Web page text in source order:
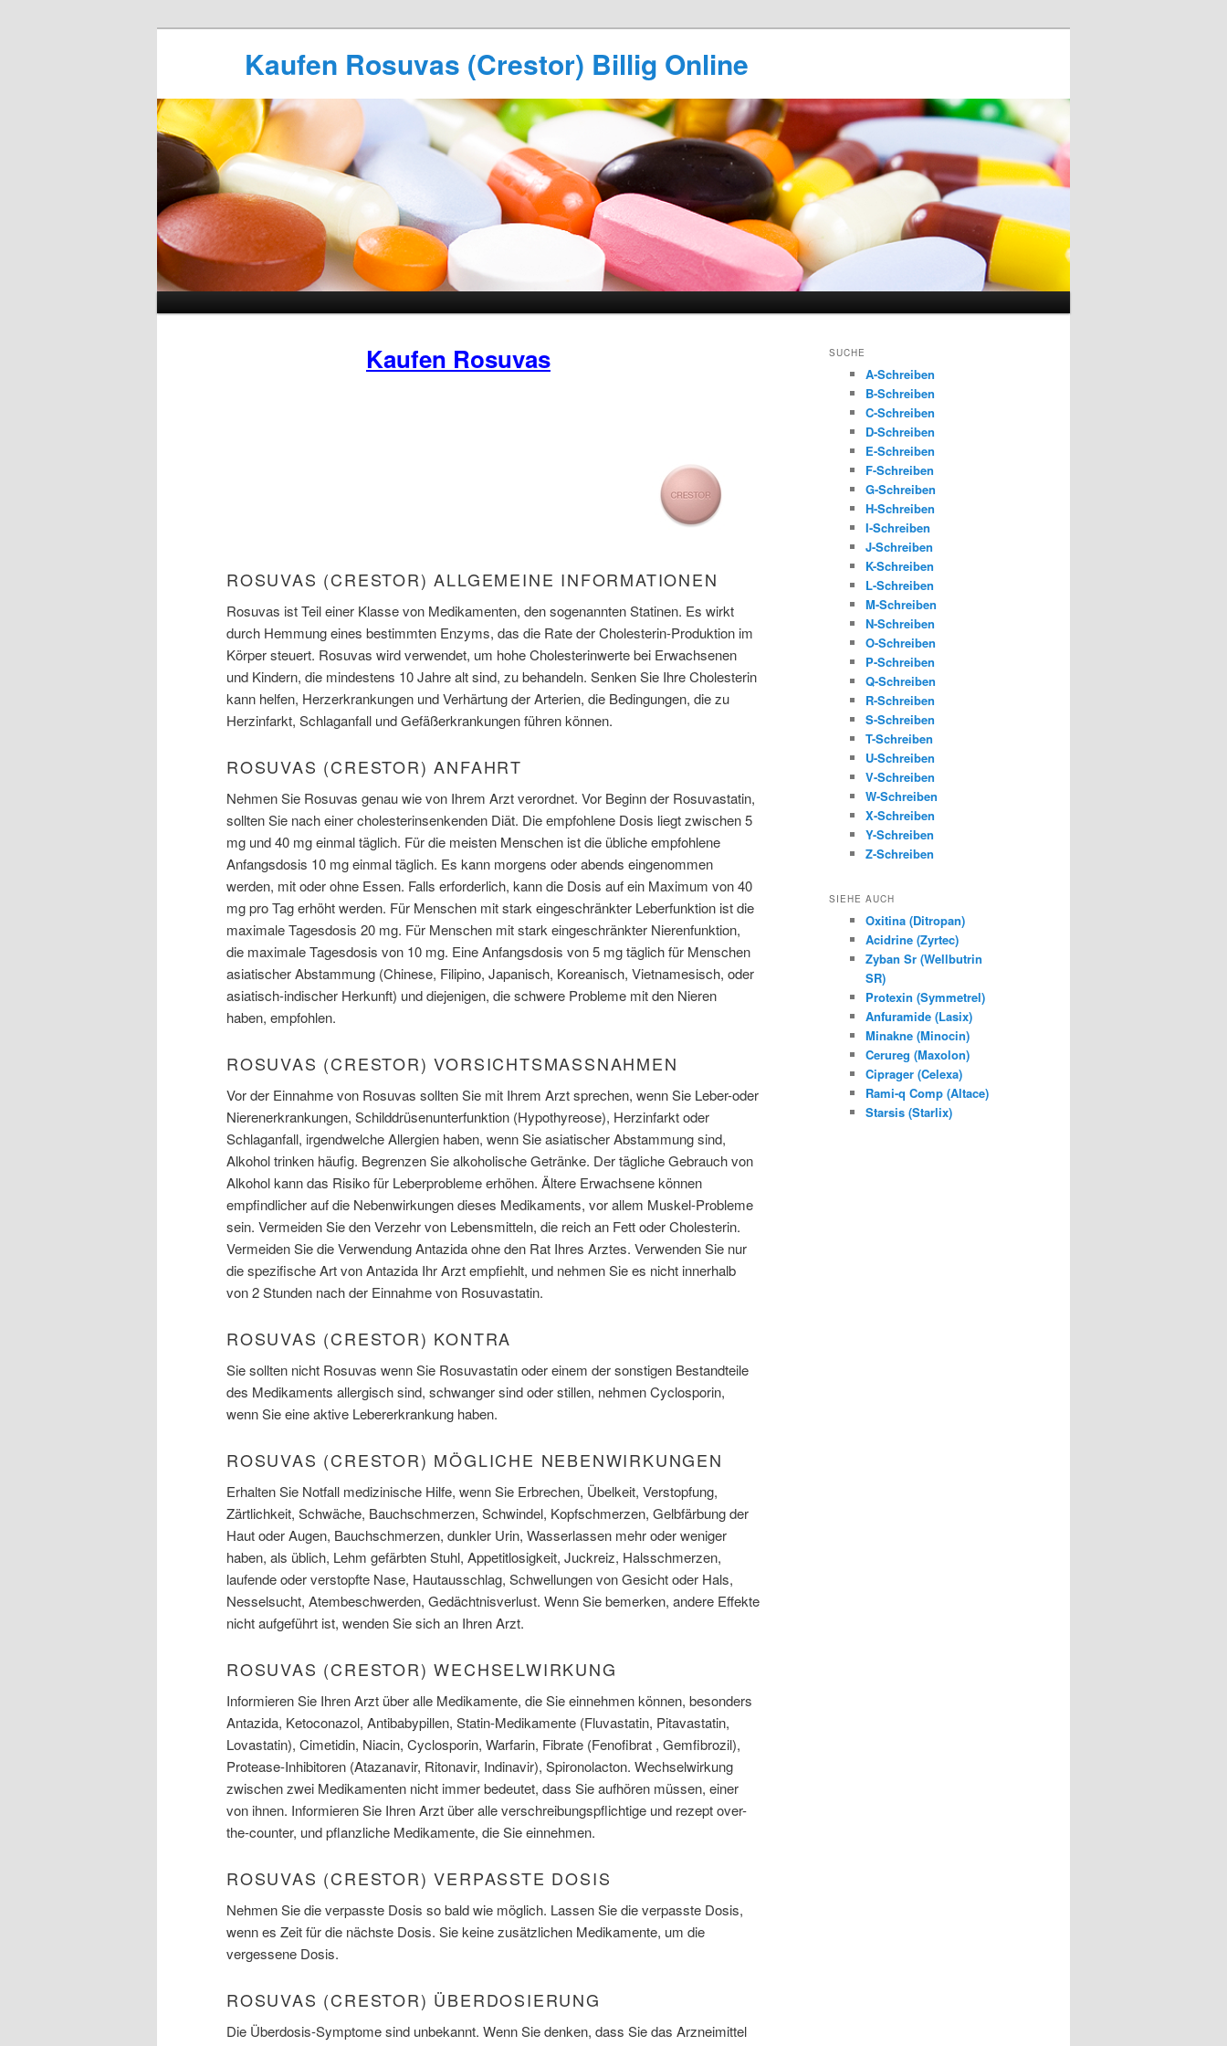
Kaufen Rosuvas (Crestor) Billig Online
Kaufen Rosuvas
ROSUVAS (CRESTOR) ALLGEMEINE INFORMATIONEN
Rosuvas ist Teil einer Klasse von Medikamenten, den sogenannten Statinen. Es wirkt
durch Hemmung eines bestimmten Enzyms, das die Rate der Cholesterin-Produktion im
Körper steuert. Rosuvas wird verwendet, um hohe Cholesterinwerte bei Erwachsenen
und Kindern, die mindestens 10 Jahre alt sind, zu behandeln. Senken Sie Ihre Cholesterin
kann helfen, Herzerkrankungen und Verhärtung der Arterien, die Bedingungen, die zu
Herzinfarkt, Schlaganfall und Gefäßerkrankungen führen können.
ROSUVAS (CRESTOR) ANFAHRT
Nehmen Sie Rosuvas genau wie von Ihrem Arzt verordnet. Vor Beginn der Rosuvastatin,
sollten Sie nach einer cholesterinsenkenden Diät. Die empfohlene Dosis liegt zwischen 5
mg und 40 mg einmal täglich. Für die meisten Menschen ist die übliche empfohlene
Anfangsdosis 10 mg einmal täglich. Es kann morgens oder abends eingenommen
werden, mit oder ohne Essen. Falls erforderlich, kann die Dosis auf ein Maximum von 40
mg pro Tag erhöht werden. Für Menschen mit stark eingeschränkter Leberfunktion ist die
maximale Tagesdosis 20 mg. Für Menschen mit stark eingeschränkter Nierenfunktion,
die maximale Tagesdosis von 10 mg. Eine Anfangsdosis von 5 mg täglich für Menschen
asiatischer Abstammung (Chinese, Filipino, Japanisch, Koreanisch, Vietnamesisch, oder
asiatisch-indischer Herkunft) und diejenigen, die schwere Probleme mit den Nieren
haben, empfohlen.
ROSUVAS (CRESTOR) VORSICHTSMASSNAHMEN
Vor der Einnahme von Rosuvas sollten Sie mit Ihrem Arzt sprechen, wenn Sie Leber-oder
Nierenerkrankungen, Schilddrüsenunterfunktion (Hypothyreose), Herzinfarkt oder
Schlaganfall, irgendwelche Allergien haben, wenn Sie asiatischer Abstammung sind,
Alkohol trinken häufig. Begrenzen Sie alkoholische Getränke. Der tägliche Gebrauch von
Alkohol kann das Risiko für Leberprobleme erhöhen. Ältere Erwachsene können
empfindlicher auf die Nebenwirkungen dieses Medikaments, vor allem Muskel-Probleme
sein. Vermeiden Sie den Verzehr von Lebensmitteln, die reich an Fett oder Cholesterin.
Vermeiden Sie die Verwendung Antazida ohne den Rat Ihres Arztes. Verwenden Sie nur
die spezifische Art von Antazida Ihr Arzt empfiehlt, und nehmen Sie es nicht innerhalb
von 2 Stunden nach der Einnahme von Rosuvastatin.
ROSUVAS (CRESTOR) KONTRA
Sie sollten nicht Rosuvas wenn Sie Rosuvastatin oder einem der sonstigen Bestandteile
des Medikaments allergisch sind, schwanger sind oder stillen, nehmen Cyclosporin,
wenn Sie eine aktive Lebererkrankung haben.
ROSUVAS (CRESTOR) MÖGLICHE NEBENWIRKUNGEN
Erhalten Sie Notfall medizinische Hilfe, wenn Sie Erbrechen, Übelkeit, Verstopfung,
Zärtlichkeit, Schwäche, Bauchschmerzen, Schwindel, Kopfschmerzen, Gelbfärbung der
Haut oder Augen, Bauchschmerzen, dunkler Urin, Wasserlassen mehr oder weniger
haben, als üblich, Lehm gefärbten Stuhl, Appetitlosigkeit, Juckreiz, Halsschmerzen,
laufende oder verstopfte Nase, Hautausschlag, Schwellungen von Gesicht oder Hals,
Nesselsucht, Atembeschwerden, Gedächtnisverlust. Wenn Sie bemerken, andere Effekte
nicht aufgeführt ist, wenden Sie sich an Ihren Arzt.
ROSUVAS (CRESTOR) WECHSELWIRKUNG
Informieren Sie Ihren Arzt über alle Medikamente, die Sie einnehmen können, besonders
Antazida, Ketoconazol, Antibabypillen, Statin-Medikamente (Fluvastatin, Pitavastatin,
Lovastatin), Cimetidin, Niacin, Cyclosporin, Warfarin, Fibrate (Fenofibrat , Gemfibrozil),
Protease-Inhibitoren (Atazanavir, Ritonavir, Indinavir), Spironolacton. Wechselwirkung
zwischen zwei Medikamenten nicht immer bedeutet, dass Sie aufhören müssen, einer
von ihnen. Informieren Sie Ihren Arzt über alle verschreibungspflichtige und rezept over-
the-counter, und pflanzliche Medikamente, die Sie einnehmen.
ROSUVAS (CRESTOR) VERPASSTE DOSIS
Nehmen Sie die verpasste Dosis so bald wie möglich. Lassen Sie die verpasste Dosis,
wenn es Zeit für die nächste Dosis. Sie keine zusätzlichen Medikamente, um die
vergessene Dosis.
ROSUVAS (CRESTOR) ÜBERDOSIERUNG
Die Überdosis-Symptome sind unbekannt. Wenn Sie denken, dass Sie das Arzneimittel
SUCHE
A-Schreiben
B-Schreiben
C-Schreiben
D-Schreiben
E-Schreiben
F-Schreiben
G-Schreiben
H-Schreiben
I-Schreiben
J-Schreiben
K-Schreiben
L-Schreiben
M-Schreiben
N-Schreiben
O-Schreiben
P-Schreiben
Q-Schreiben
R-Schreiben
S-Schreiben
T-Schreiben
U-Schreiben
V-Schreiben
W-Schreiben
X-Schreiben
Y-Schreiben
Z-Schreiben
SIEHE AUCH
Oxitina (Ditropan)
Acidrine (Zyrtec)
Zyban Sr (Wellbutrin
SR)
Protexin (Symmetrel)
Anfuramide (Lasix)
Minakne (Minocin)
Cerureg (Maxolon)
Ciprager (Celexa)
Rami-q Comp (Altace)
Starsis (Starlix)